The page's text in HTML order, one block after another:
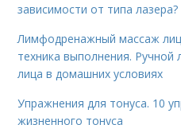
зависимости от типа лазера?
Лимфодренажный массаж
техника выполнения.
лица в домашних условиях
Упражнения для тонуса. 10
жизненного тонуса